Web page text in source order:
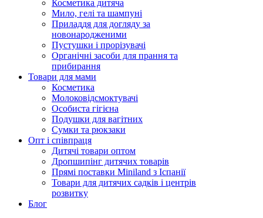
Косметика дитяча
Мило, гелі та шампуні
Приладдя для догляду за
новонародженими
Пустушки і прорізувачі
Органічні засоби для прання та
прибирання
Товари для мами
Косметика
Молоковідсмоктувачі
Особиста гігієна
Подушки для вагітних
Сумки та рюкзаки
Опт і співпраця
Дитячі товари оптом
Дропшипінг дитячих товарів
Прямі поставки Miniland з Іспанії
Товари для дитячих садків і центрів
розвитку
Блог